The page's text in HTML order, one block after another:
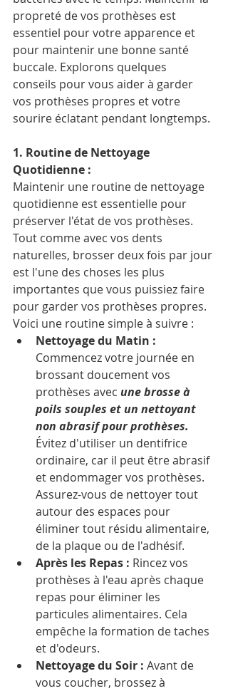
propreté de vos prothèses est
essentiel pour votre apparence et
pour maintenir une bonne santé
buccale. Explorons quelques
conseils pour vous aider à garder
vos prothèses propres et votre
sourire éclatant pendant longtemps.
1. Routine de Nettoyage
Quotidienne :
Maintenir une routine de nettoyage
quotidienne est essentielle pour
préserver l'état de vos prothèses.
Tout comme avec vos dents
naturelles, brosser deux fois par jour
est l'une des choses les plus
importantes que vous puissiez faire
pour garder vos prothèses propres.
Voici une routine simple à suivre :
Nettoyage du Matin :
Commencez votre journée en
brossant doucement vos
prothèses avec une brosse à
poils souples et un nettoyant
non abrasif pour prothèses.
Évitez d'utiliser un dentifrice
ordinaire, car il peut être abrasif
et endommager vos prothèses.
Assurez-vous de nettoyer tout
autour des espaces pour
éliminer tout résidu alimentaire,
de la plaque ou de l'adhésif.
Après les Repas : Rincez vos
prothèses à l'eau après chaque
repas pour éliminer les
particules alimentaires. Cela
empêche la formation de taches
et d'odeurs.
Nettoyage du Soir : Avant de
vous coucher, brossez à